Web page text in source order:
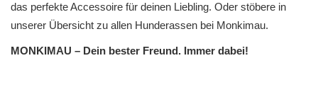
das perfekte Accessoire für deinen Liebling. Oder stöbere in
unserer Übersicht zu allen Hunderassen bei Monkimau.
MONKIMAU – Dein bester Freund. Immer dabei!